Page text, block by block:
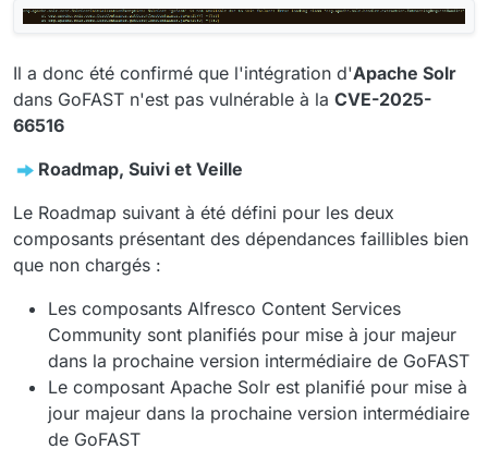
Il a donc été confirmé que l'intégration d'Apache Solr
dans GoFAST n'est pas vulnérable à la CVE-2025-
66516
Roadmap, Suivi et Veille
Le Roadmap suivant à été défini pour les deux
composants présentant des dépendances faillibles bien
que non chargés :
Les composants Alfresco Content Services
Community sont planifiés pour mise à jour majeur
dans la prochaine version intermédiaire de GoFAST
Le composant Apache Solr est planifié pour mise à
jour majeur dans la prochaine version intermédiaire
de GoFAST